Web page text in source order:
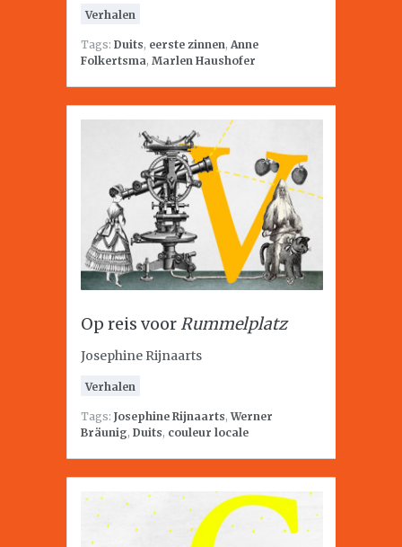
Verhalen
Tags: Duits, eerste zinnen, Anne
Folkertsma, Marlen Haushofer
Op reis voorRummelplatz
Josephine Rijnaarts
Verhalen
Tags: Josephine Rijnaarts,Werner
Bräunig, Duits, couleur locale